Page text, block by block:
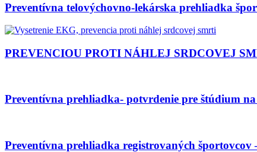
Preventívna telovýchovno-lekárska prehliadka
PREVENCIOU PROTI NÁHLEJ SRDCOVEJ
Preventívna prehliadka- potvrdenie pre štúdium
Preventívna prehliadka registrovaných športovcov